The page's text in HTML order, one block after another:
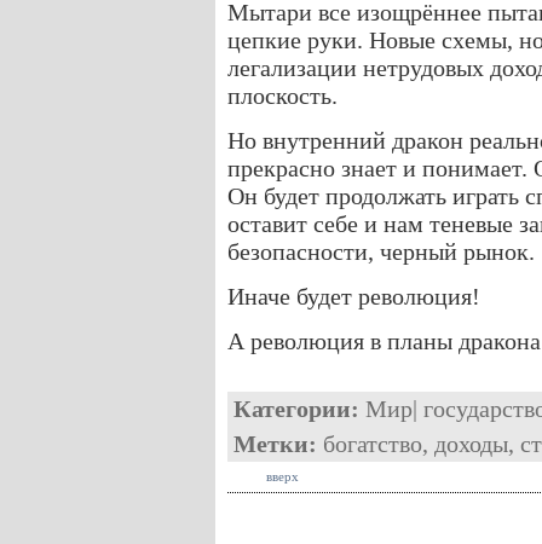
Мытари все изощрённее
цепкие руки. Новые схемы,
легализации нетрудовых
плоскость.
Но внутренний дракон
прекрасно знает и
Он будет продолжать играть
оставит себе и нам теневые
безопасности, черный рынок.
Иначе будет революция!
А революция в планы дракона
Категории: Мир|
Метки: богатство, доходы,
вверх